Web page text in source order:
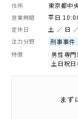
住所 東京都中
営業時間 平日
定休日 土 ／ 日
注力分野 刑事事件
特徴 男性専
土日祝
まず